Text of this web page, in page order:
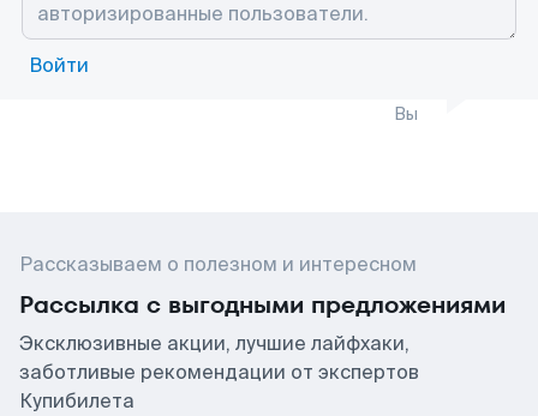
Войти
Вы
Рассказываем о полезном и интересном
Рассылка с выгодными предложениями
Эксклюзивные акции, лучшие лайфхаки,
заботливые рекомендации от экспертов
Купибилета